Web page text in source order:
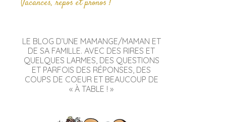
Vacances, repos et pronos !
LE BLOG D’UNE MAMANGE/MAMAN ET
DE SA FAMILLE. AVEC DES RIRES ET
QUELQUES LARMES, DES QUESTIONS
ET PARFOIS DES RÉPONSES, DES
COUPS DE COEUR ET BEAUCOUP DE
« À TABLE ! »